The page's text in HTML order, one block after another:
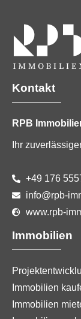
Kontakt
RPB
Ihr
+49 176
info@rpb-
www.rpb-
Immobilien
Immobilien
Immobilien